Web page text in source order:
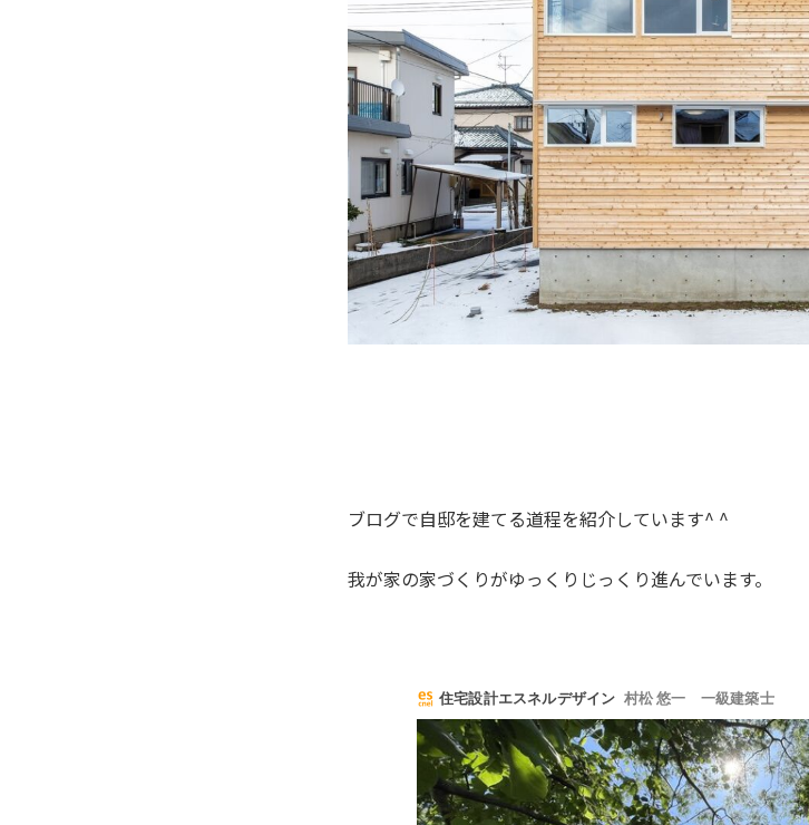
ブログで自邸を建てる道程を紹介しています^ ^
我が家の家づくりがゆっくりじっくり進んでいます。